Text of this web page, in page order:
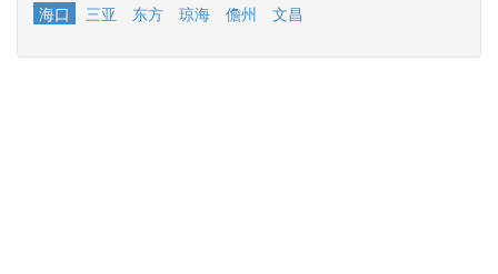
海口
三亚 东方 琼海 儋州 文昌